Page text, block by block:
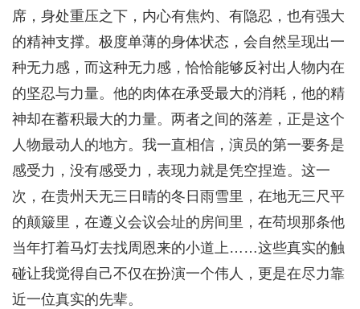
席，身处重压之下，内心有焦灼、有隐忍，也有强大
的精神支撑。极度单薄的身体状态，会自然呈现出一
种无力感，而这种无力感，恰恰能够反衬出人物内在
的坚忍与力量。他的肉体在承受最大的消耗，他的精
神却在蓄积最大的力量。两者之间的落差，正是这个
人物最动人的地方。我一直相信，演员的第一要务是
感受力，没有感受力，表现力就是凭空捏造。这一
次，在贵州天无三日晴的冬日雨雪里，在地无三尺平
的颠簸里，在遵义会议会址的房间里，在苟坝那条他
当年打着马灯去找周恩来的小道上……这些真实的触
碰让我觉得自己不仅在扮演一个伟人，更是在尽力靠
近一位真实的先辈。